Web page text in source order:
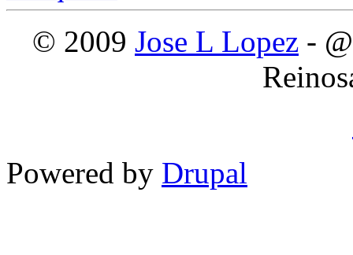
© 2009 Jose L Lopez -
Powered by Drupal